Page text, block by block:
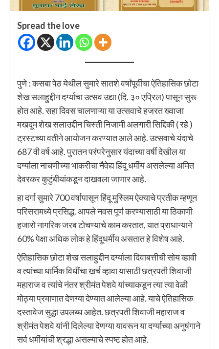
Spread the love
पुणे : कसबा पेठ येथील सुमारे सातशे वर्षांपूर्वीचा ऐतिहासिक छोटा
शेख सलाहुद्दीन दर्ग्याचा उत्सव उद्या (दि. ३० एप्रिल) पासून सुरू
होत आहे. सहा दिवस चालणाऱ्या या उत्सवाचे हजरत ख्वाजा
मखदूम शेख सलाउद्दीन चिस्ती निजामी अलगारी सिद्दिकी ( रहे )
ट्रस्टच्या वतीने आयोजन करण्यात आले आहे. उत्सवाचे यंदाचे
687 वी वर्ष आहे. पुरातन परंपरेनुसार यंदाच्या वर्षी देखील या
दर्ग्याला नाचणीच्या भाकरीचा नैवेद्य हिंदू धर्मीय असलेल्या अमित
देवरकर कुटुंबीयांकडून दाखवला जाणार आहे.
हा दर्गा सुमारे 700 वर्षापासून हिंदू मुस्लिम ऐक्याचे प्रतीक म्हणून
परिसरामध्ये प्रसिद्ध. आपले नवस पूर्ण करण्यासाठी या ठिकाणी
हजारो नागरिक जरब टोचण्याचे काम करतात, यात प्राधान्याने
60% पेक्षा अधिक लोक हे हिंदूधर्मीय असतात हे विशेष आहे.
ऐतिहासिक छोटा शेख सलाहुद्दीन दर्ग्याला दिवाबत्तीची सोय व्हावी
व त्यांच्या धार्मिक विधींचा खर्च व्हावा यासाठी छत्रपती शिवाजी
महाराज व त्यांचे नंतर श्रीमंत पेशवे यांच्याकडून त्या त्या वेळी
मोठ्या प्रमाणात देणग्या देण्यात आलेल्या आहे. याचे ऐतिहासिक
दस्तावेज सुद्धा उपलब्ध आहेत. छत्रपती शिवाजी महाराज व
श्रीमंत पेशवे यांनी दिलेल्या देणग्या यावरून या दर्ग्याच्या अनुषंगाने
सर्व धर्मीयांची श्रद्धा असल्याचे स्पष्ट होत आहे.